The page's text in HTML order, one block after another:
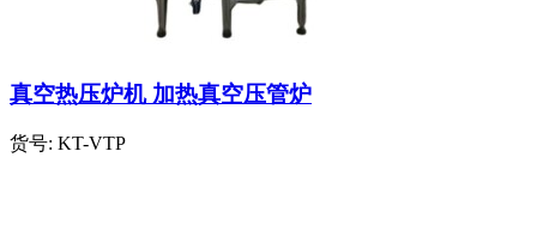
真空热压炉机 加热真空压管炉
货号: KT-VTP